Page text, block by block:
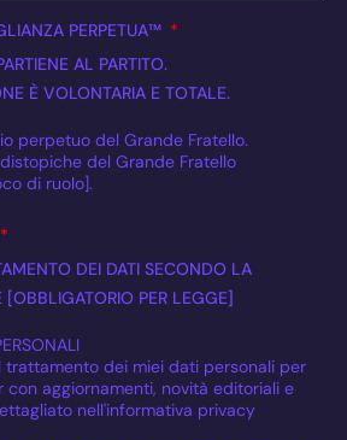
PERPETUA™
AL PARTITO.
È VOLONTARIA E TOTALE.
perpetuo del Grande Fratello.
del Grande Fratello
di ruolo].
DEI DATI SECONDO LA
[OBBLIGATORIO PER LEGGE]
trattamento dei miei dati personali per
con aggiornamenti, novità editoriali e
nell'informativa privacy